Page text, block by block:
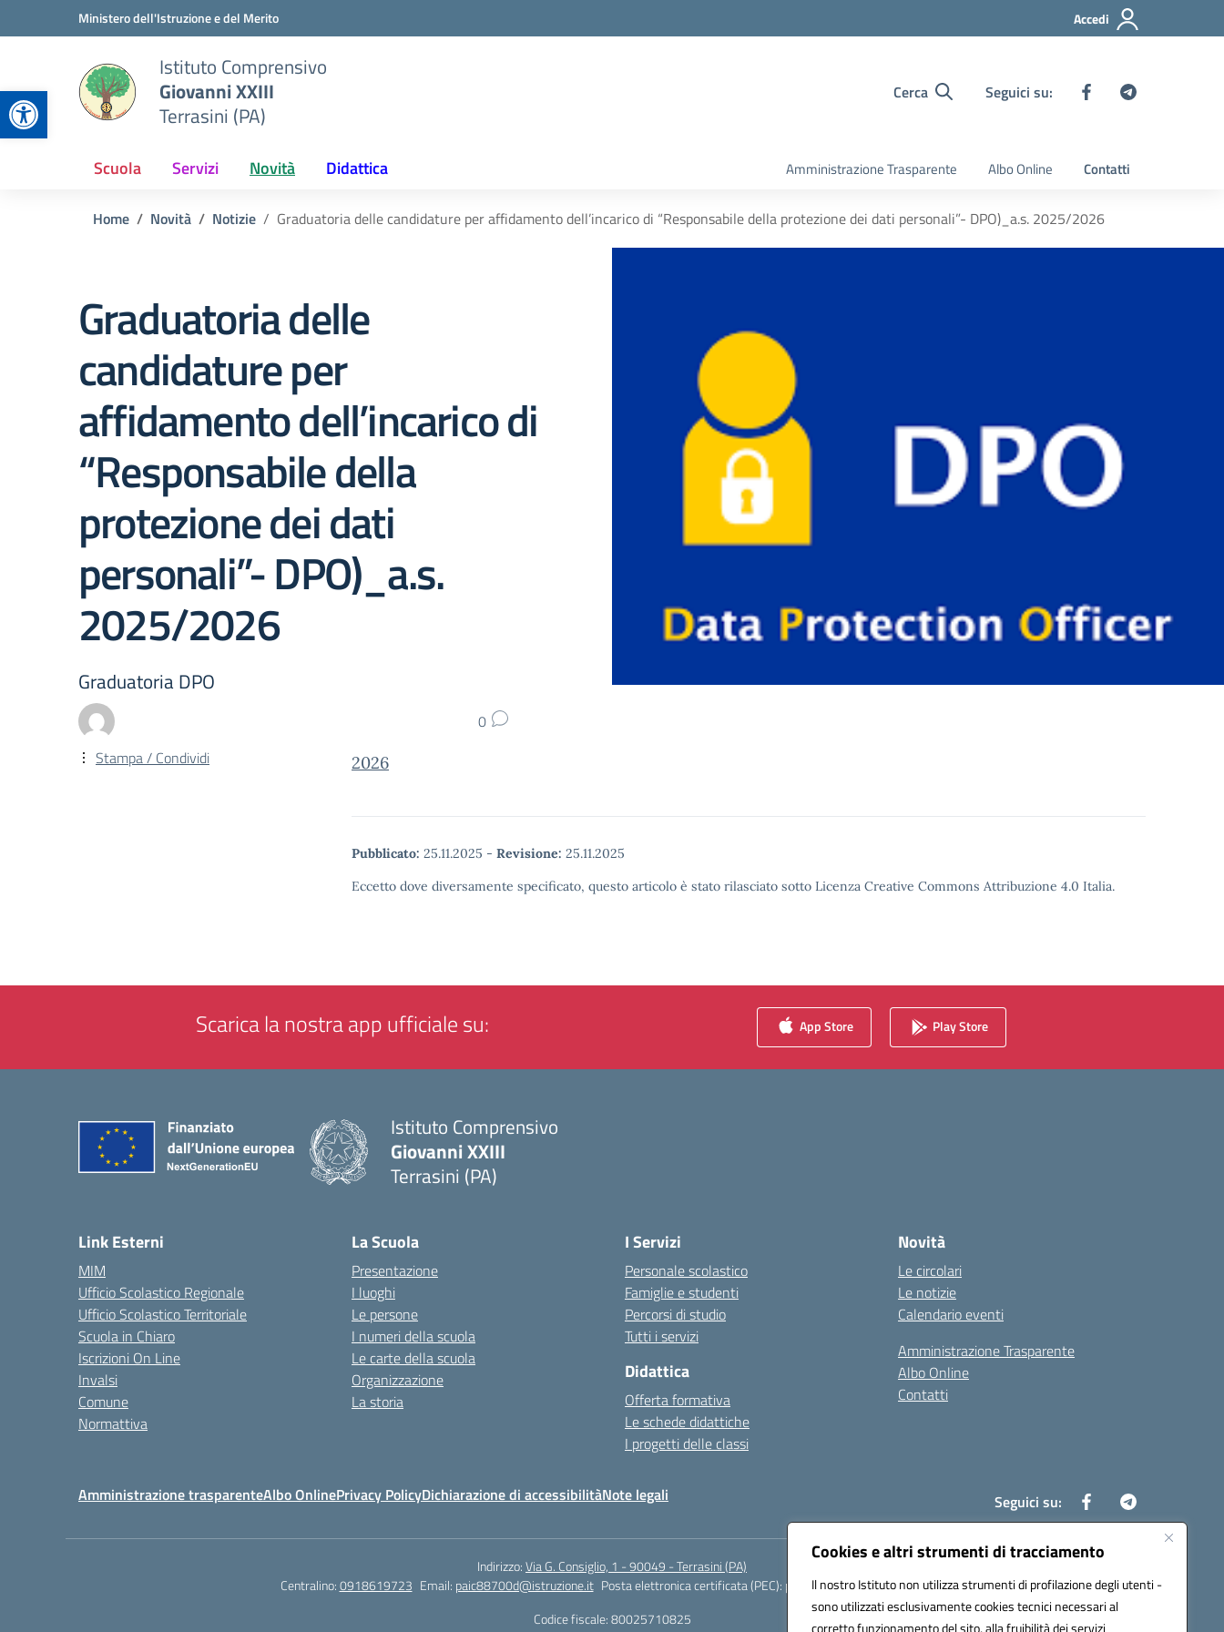
Apri la barra degli strumenti
Cookies e altri strumenti di tracciamento
Il nostro Istituto non utilizza strumenti di profilazione degli utenti -
sono utilizzati esclusivamente cookies tecnici necessari al
corretto funzionamento del sito, alla fruibilità dei servizi
Vai ai contenuti
Vai al menu di navigazioneMinistero dell'Istruzione e del Merito Accedi
Istituto Comprensivo
Giovanni XXIII
Terrasini (PA)
Cerca Seguici su:
Scuola Servizi Novità Didattica Amministrazione Trasparente Albo Online Contatti
Home Novità Notizie Graduatoria delle candidature per affidamento dell’incarico di “Responsabile della protezione dei dati personali”- DPO)_a.s. 2025/2026
Graduatoria delle
candidature per
affidamento dell’incarico di
“Responsabile della
protezione dei dati
personali”- DPO)_a.s.
2025/2026
Graduatoria DPO
0
2026
Pubblicato: 25.11.2025 - Revisione: 25.11.2025
Eccetto dove diversamente specificato, questo articolo è stato rilasciato sotto Licenza Creative Commons Attribuzione 4.0 Italia.
Stampa / Condividi
Scarica la nostra app ufficiale su: App Store Play Store
Istituto Comprensivo
Giovanni XXIII
Terrasini (PA)
Link Esterni
MIM
Ufficio Scolastico Regionale
Ufficio Scolastico Territoriale
Scuola in Chiaro
Iscrizioni On Line
Invalsi
Comune
Normattiva
La Scuola
Presentazione
I luoghi
Le persone
I numeri della scuola
Le carte della scuola
Organizzazione
La storia
I Servizi
Personale scolastico
Famiglie e studenti
Percorsi di studio
Tutti i servizi
Didattica
Offerta formativa
Le schede didattiche
I progetti delle classi
Novità
Le circolari
Le notizie
Calendario eventi
Amministrazione Trasparente
Albo Online
Contatti
Amministrazione trasparenteAlbo OnlinePrivacy PolicyDichiarazione di accessibilitàNote legali Seguici su:
Indirizzo:Via G. Consiglio, 1 - 90049 - Terrasini (PA)
Centralino:0918619723 Email: paic88700d@istruzione.it Posta elettronica certificata (PEC): paic88700d@pec.istruzione.it
Codice fiscale: 80025710825